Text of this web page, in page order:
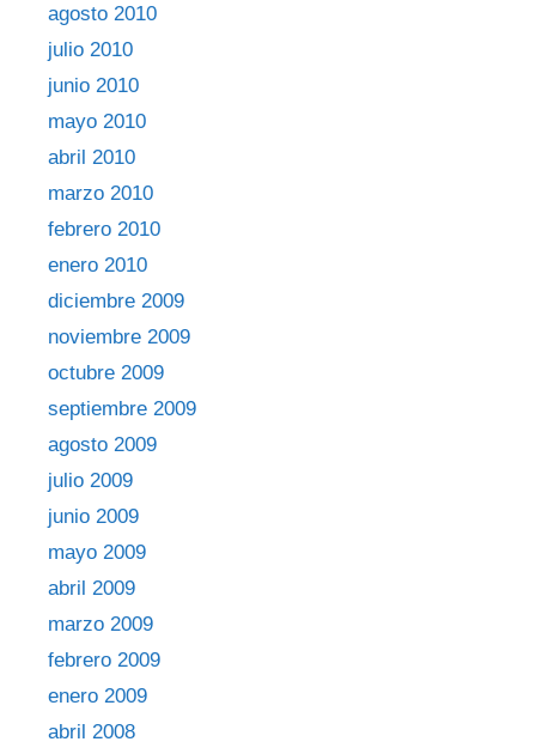
agosto 2010
julio 2010
junio 2010
mayo 2010
abril 2010
marzo 2010
febrero 2010
enero 2010
diciembre 2009
noviembre 2009
octubre 2009
septiembre 2009
agosto 2009
julio 2009
junio 2009
mayo 2009
abril 2009
marzo 2009
febrero 2009
enero 2009
abril 2008